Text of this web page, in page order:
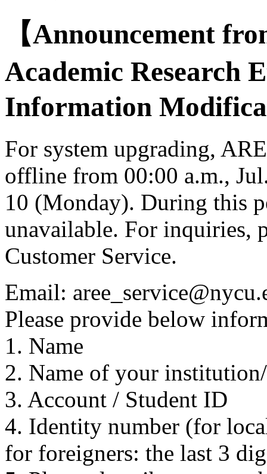
【Announcement
Academic Research
Information
For system upgrading,
offline from 00:00 a.m.,
10 (Monday). During this
unavailable. For inquiries,
Customer Service.
Email:
Please provide below
1. Name
2. Name of your
3. Account / Student ID
4. Identity number (for
for foreigners: the last 3